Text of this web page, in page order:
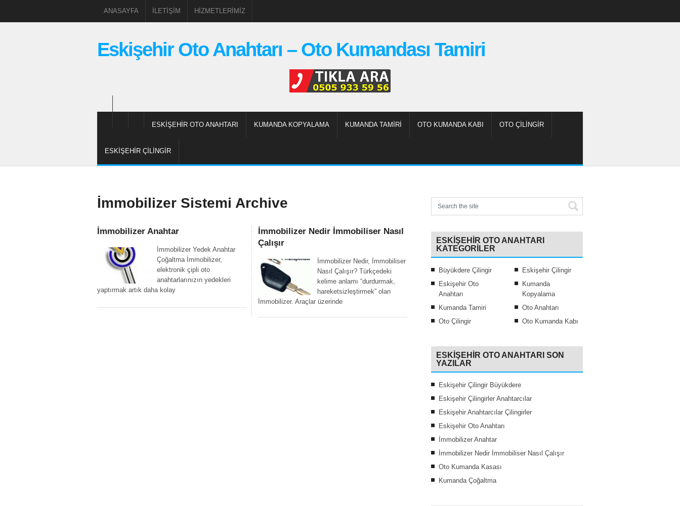
ANASAYFA İLETIŞIM HIZMETLERIMIZ
Eskişehir Oto Anahtarı – Oto Kumandası Tamiri
ESKIŞEHIR OTO ANAHTARI KUMANDA KOPYALAMA KUMANDA TAMIRI OTO KUMANDA KABI OTO ÇILINGIR
ESKIŞEHIR ÇILINGIR
İmmobilizer Sistemi Archive
İmmobilizer Anahtar
İmmobilizer Yedek Anahtar
Çoğaltma İmmobilizer,
elektronik çipli oto
anahtarlarınızın yedekleri
yaptırmak artık daha kolay
İmmobilizer Nedir İmmobiliser Nasıl
Çalışır
İmmobilizer Nedir, İmmobiliser
Nasıl Çalışır? Türkçedeki
kelime anlamı “durdurmak,
hareketsizleştirmek” olan
İmmobilizer. Araçlar üzerinde
ESKIŞEHIR OTO ANAHTARI
KATEGORILER
Büyükdere Çilingir
Eskişehir Çilingir
Eskişehir Oto
Anahtarı
Kumanda
Kopyalama
Kumanda Tamiri
Oto Anahtarı
Oto Çilingir
Oto Kumanda Kabı
ESKIŞEHIR OTO ANAHTARI SON
YAZILAR
Eskişehir Çilingir Büyükdere
Eskişehir Çilingirler Anahtarcılar
Eskişehir Anahtarcılar Çilingirler
Eskişehir Oto Anahtarı
İmmobilizer Anahtar
İmmobilizer Nedir İmmobiliser Nasıl Çalışır
Oto Kumanda Kasası
Kumanda Çoğaltma